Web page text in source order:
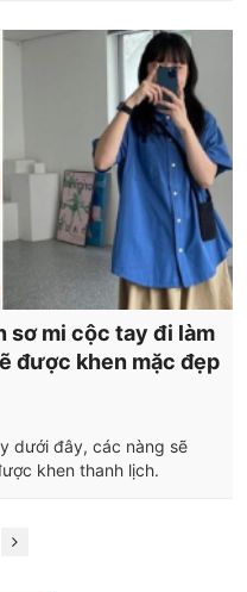
sơ mi cộc tay đi làm
được khen mặc đẹp
dưới đây, các nàng sẽ
khen thanh lịch.